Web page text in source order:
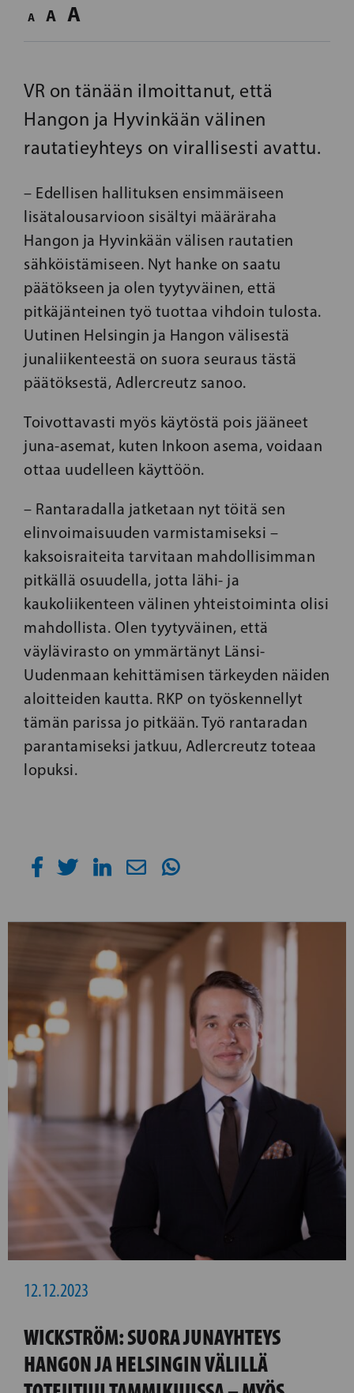
A A A
VR on tänään ilmoittanut, että
Hangon ja Hyvinkään välinen
rautatieyhteys on virallisesti avattu.
– Edellisen hallituksen ensimmäiseen
lisätalousarvioon sisältyi määräraha
Hangon ja Hyvinkään välisen rautatien
sähköistämiseen. Nyt hanke on saatu
päätökseen ja olen tyytyväinen, että
pitkäjänteinen työ tuottaa vihdoin tulosta.
Uutinen Helsingin ja Hangon välisestä
junaliikenteestä on suora seuraus tästä
päätöksestä, Adlercreutz sanoo.
Toivottavasti myös käytöstä pois jääneet
juna-asemat, kuten Inkoon asema, voidaan
ottaa uudelleen käyttöön.
– Rantaradalla jatketaan nyt töitä sen
elinvoimaisuuden varmistamiseksi –
kaksoisraiteita tarvitaan mahdollisimman
pitkällä osuudella, jotta lähi- ja
kaukoliikenteen välinen yhteistoiminta olisi
mahdollista. Olen tyytyväinen, että
väylävirasto on ymmärtänyt Länsi-
Uudenmaan kehittämisen tärkeyden näiden
aloitteiden kautta. RKP on työskennellyt
tämän parissa jo pitkään. Työ rantaradan
parantamiseksi jatkuu, Adlercreutz toteaa
lopuksi.
12.12.2023
WICKSTRÖM: SUORA JUNAYHTEYS
HANGON JA HELSINGIN VÄLILLÄ